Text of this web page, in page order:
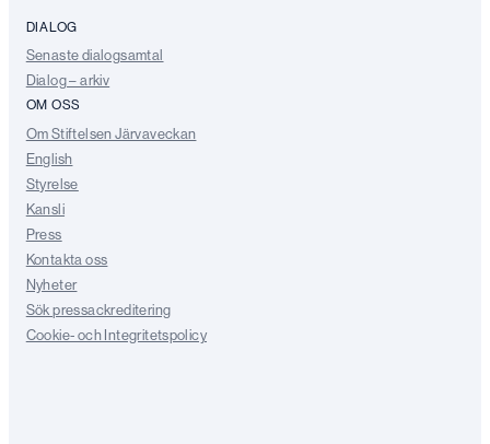
DIALOG
Senaste dialogsamtal
Dialog – arkiv
OM OSS
Om Stiftelsen Järvaveckan
English
Styrelse
Kansli
Press
Kontakta oss
Nyheter
Sök pressackreditering
Cookie- och Integritetspolicy